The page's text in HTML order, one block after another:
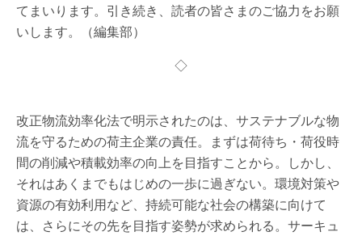
てまいります。引き続き、読者の皆さまのご協力をお願
いします。（編集部）
◇
改正物流効率化法で明示されたのは、サステナブルな物
流を守るための荷主企業の責任。まずは荷待ち・荷役時
間の削減や積載効率の向上を目指すことから。しかし、
それはあくまでもはじめの一歩に過ぎない。環境対策や
資源の有効利用など、持続可能な社会の構築に向けて
は、さらにその先を目指す姿勢が求められる。サーキュ